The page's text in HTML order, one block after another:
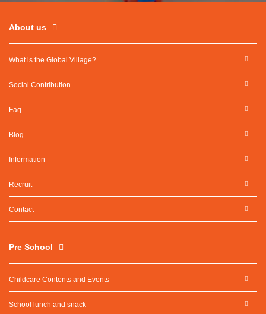
About us
What is the Global Village?
Social Contribution
Faq
Blog
Information
Recruit
Contact
Pre School
Childcare Contents and Events
School lunch and snack